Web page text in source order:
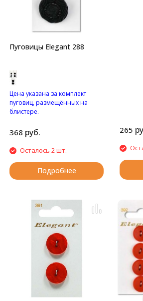
Пуговицы Elegant 288
Цена указана за комплект
пуговиц, размещённых на
блистере.
ножке.
368 руб.
Осталось 2 шт.
Подробнее
265